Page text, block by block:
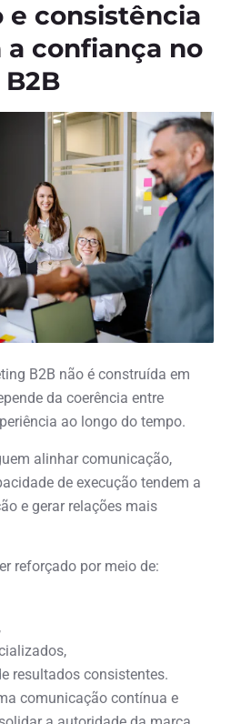
e consistência
confiança no
B2B não é construída em
da coerência entre
ao longo do tempo.
alinhar comunicação,
de execução tendem a
e gerar relações mais
reforçado por meio de:
resultados consistentes.
comunicação contínua e